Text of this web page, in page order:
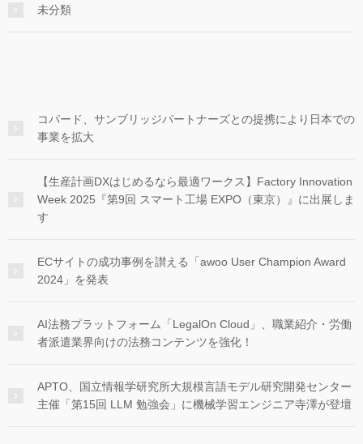
未分類
コパード、サンブリッジパートナーズとの提携により日本での
事業を拡大
【生産計画DXはじめるなら最適ワークス】Factory Innovation
Week 2025『第9回 スマート工場 EXPO（東京）』に出展しま
す
ECサイトの成功事例を讃える「awoo User Champion Award
2024」を発表
AI法務プラットフォーム「LegalOn Cloud」、職業紹介・労働
者派遣業界向けの法務コンテンツを強化！
APTO、国立情報学研究所大規模言語モデル研究開発センター
主催「第15回 LLM 勉強会」に機械学習エンジニア寺澤が登壇